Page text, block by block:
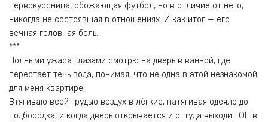
первокурсница, обожающая футбол, но в отличие от него,
никогда не состоявшая в отношениях. И как итог — его
вечная головная боль.
***
Полными ужаса глазами смотрю на дверь в ванной, где
перестает течь вода, понимая, что не одна в этой незнакомой
для меня квартире.
Втягиваю всей грудью воздух в лёгкие, натягивая одеяло до
подбородка, и когда дверь открывается и оттуда выходит ОН в